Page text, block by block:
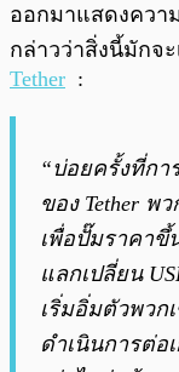
ออกมาแสดงควา
กล่าวว่าสิ่งนี้มักจ
Tether :
“บ่อยครั้งที่กา
ของ Tether พ
เพื่อปั๊มราคาขึ้
แลกเปลี่ยน
เริ่มอิ่มตัวพวก
ดำเนินการต่อ